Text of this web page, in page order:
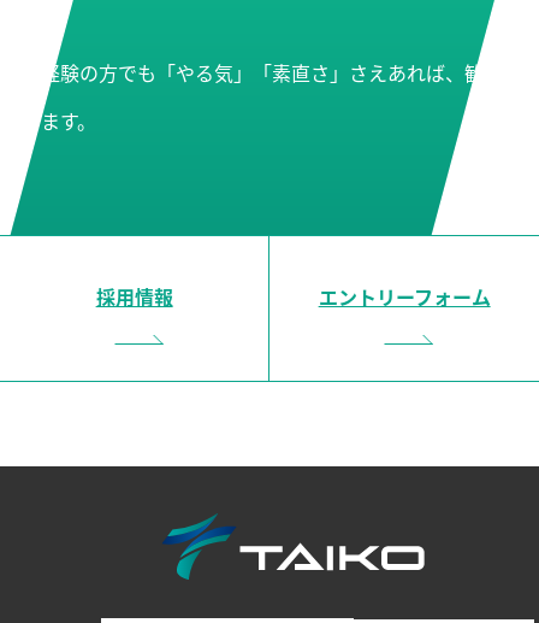
未経験の方でも「やる気」「素直さ」さえあれば、歓迎
します。
採用情報 エントリーフォーム